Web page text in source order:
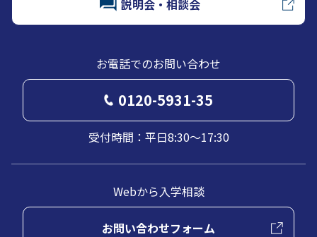
説明会・相談会
お電話でのお問い合わせ
0120-5931-35
受付時間：平日8:30～17:30
Webから入学相談
お問い合わせフォーム